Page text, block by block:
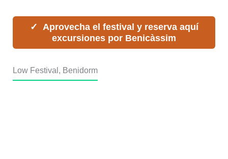
Aprovecha el festival y reserva aquí
excursiones por Benicàssim
Low Festival, Benidorm